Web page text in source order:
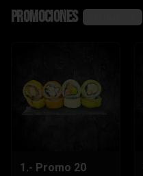
Promociones
1.- Promo 20